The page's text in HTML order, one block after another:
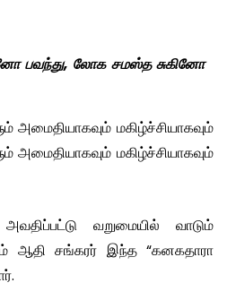
பவந்து, லோக சமஸ்த சுகினோ
மகிழ்ச்சியாகவும்
அமைதியாகவும் மகிழ்ச்சியாகவும்
வறுமையில் வாடும்
ஆதி சங்கரர் இந்த “கனகதாரா